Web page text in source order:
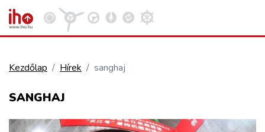
KÖZÚT
Kezdőlap Hírek sanghaj
SANGHAJ